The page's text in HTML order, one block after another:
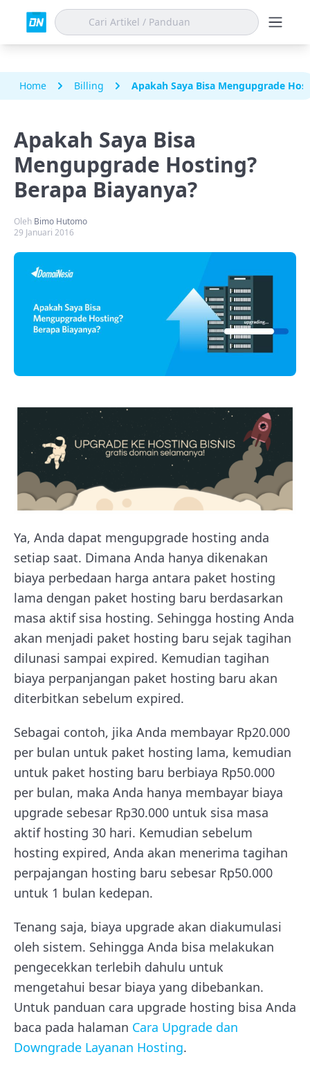
Home Billing Apakah Saya Bisa Mengupgrade
Apakah Saya Bisa
Mengupgrade Hosting?
Berapa Biayanya?
Oleh Bimo Hutomo
29 Januari 2016
Ya, Anda dapat mengupgrade hosting anda
setiap saat. Dimana Anda hanya dikenakan
biaya perbedaan harga antara paket hosting
lama dengan paket hosting baru berdasarkan
masa aktif sisa hosting. Sehingga hosting Anda
akan menjadi paket hosting baru sejak tagihan
dilunasi sampai expired. Kemudian tagihan
biaya perpanjangan paket hosting baru akan
diterbitkan sebelum expired.
Sebagai contoh, jika Anda membayar Rp20.000
per bulan untuk paket hosting lama, kemudian
untuk paket hosting baru berbiaya Rp50.000
per bulan, maka Anda hanya membayar biaya
upgrade sebesar Rp30.000 untuk sisa masa
aktif hosting 30 hari. Kemudian sebelum
hosting expired, Anda akan menerima tagihan
perpajangan hosting baru sebesar Rp50.000
untuk 1 bulan kedepan.
Tenang saja, biaya upgrade akan diakumulasi
oleh sistem. Sehingga Anda bisa melakukan
pengecekkan terlebih dahulu untuk
mengetahui besar biaya yang dibebankan.
Untuk panduan cara upgrade hosting bisa Anda
baca pada halaman Cara Upgrade dan
Downgrade Layanan Hosting.